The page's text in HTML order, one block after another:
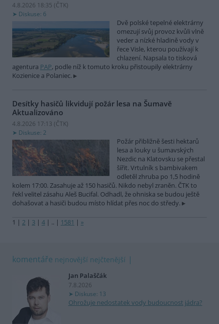
4.8.2026 18:35 (ČTK)
Diskuse: 6
Dvě polské tepelné elektrárny
omezují svůj provoz kvůli vlně
veder a nízké hladině vody v
řece Visle, kterou používají k
chlazení. Napsala to tisková
agentura PAP, podle níž k tomuto kroku přistoupily elektrárny
Kozienice a Polaniec.
Desítky hasičů likvidují požár lesa na Šumavě
Aktualizováno
4.8.2026 17:13 (ČTK)
Diskuse: 2
Požár přibližně šesti hektarů
lesa a louky u šumavských
Nezdic na Klatovsku se přestal
šířit. Vrtulník s bambivakem
odletěl zhruba po 1,5 hodině
kolem 17:00. Zasahuje až 150 hasičů. Nikdo nebyl zraněn. ČTK to
řekl velitel zásahu Aleš Bucifal. Odhadl, že ohniska se budou ještě
dohašovat a hasiči budou místo hlídat přes noc do středy.
1 | 2 | 3 | 4 | .. | 1581 | »
komentáře nejnovější nejčtenější
Jan Palaščák
7.8.2026
Diskuse: 13
Ohrožuje nedostatek vody budoucnost jádra?